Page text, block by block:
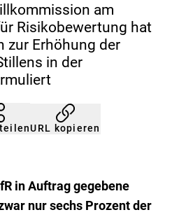
am
Risikobewertung hat
zur Erhöhung der
in der
URL kopieren
in Auftrag gegebene
nur sechs Prozent der